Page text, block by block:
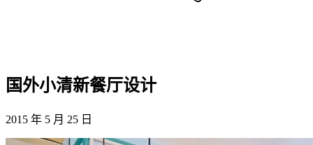
国外小清新餐厅设计
2015 年 5 月 25 日